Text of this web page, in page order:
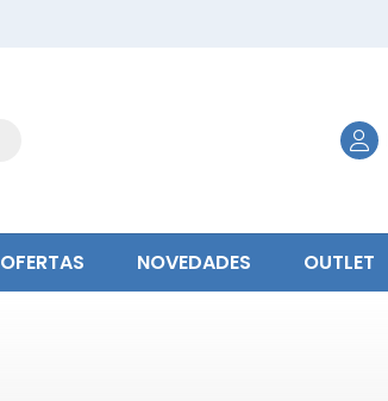
OFERTAS NOVEDADES OUTLET